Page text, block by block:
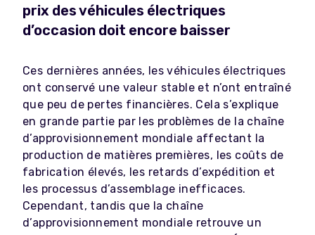
prix des véhicules électriques
d’occasion doit encore baisser
Ces dernières années, les véhicules électriques
ont conservé une valeur stable et n’ont entraîné
que peu de pertes financières. Cela s’explique
en grande partie par les problèmes de la chaîne
d’approvisionnement mondiale affectant la
production de matières premières, les coûts de
fabrication élevés, les retards d’expédition et
les processus d’assemblage inefficaces.
Cependant, tandis que la chaîne
d’approvisionnement mondiale retrouve un